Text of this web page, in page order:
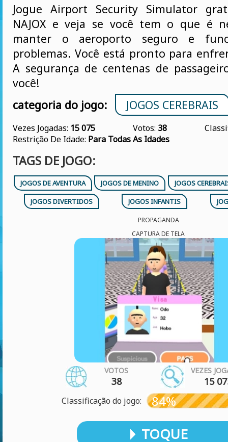
Jogue Airport Security Simulator
NAJOX e veja se você tem o que é
manter o aeroporto seguro e
problemas. Você está pronto para
A segurança de centenas de
você!
categoria do jogo:
JOGOS CEREBRAIS
Vezes Jogadas: 15 075 Votos: 38
Restrição De Idade: Para Todas As Idades
TAGS DE JOGO:
JOGOS DE AVENTURA JOGOS DE MENINO
JOGOS
JOGOS DIVERTIDOS
JOGOS INFANTIS
PROPAGANDA
CAPTURA DE TELA
VOTOS
38
VEZES
15
Classificação do jogo: 84%
TOQUE